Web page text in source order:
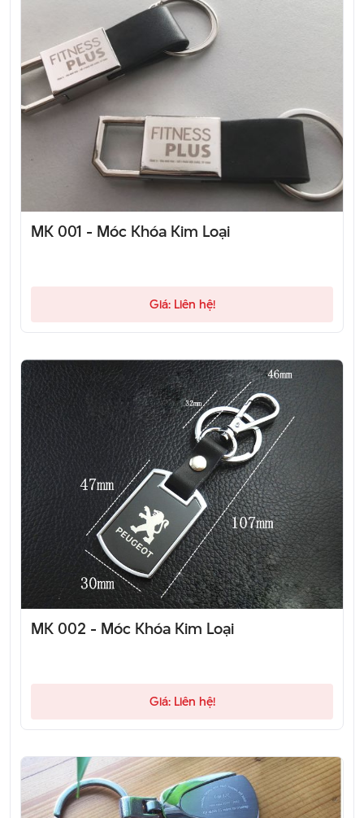
MK 001 - Móc Khóa Kim Loại
Giá: Liên hệ!
MK 002 - Móc Khóa Kim Loại
Giá: Liên hệ!